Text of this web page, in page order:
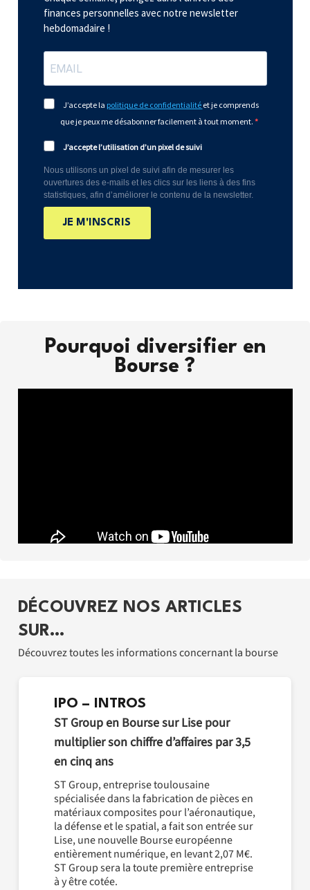
finances personnelles avec notre newsletter
hebdomadaire !
J’accepte la politique de confidentialité et je comprends
que je peux me désabonner facilement à tout moment.
J’accepte l’utilisation d’un pixel de suivi
Nous utilisons un pixel de suivi afin de mesurer les
ouvertures des e-mails et les clics sur les liens à des fins
statistiques, afin d’améliorer le contenu de la newsletter.
JE M'INSCRIS
Pourquoi diversifier en
Bourse ?
DÉCOUVREZ NOS ARTICLES
SUR…
Découvrez toutes les informations concernant la bourse
IPO – INTROS
ST Group en Bourse sur Lise pour
multiplier son chiffre d’affaires par 3,5
en cinq ans
ST Group, entreprise toulousaine
spécialisée dans la fabrication de pièces en
matériaux composites pour l’aéronautique,
la défense et le spatial, a fait son entrée sur
Lise, une nouvelle Bourse européenne
entièrement numérique, en levant 2,07 M€.
ST Group sera la toute première entreprise
à y être cotée.